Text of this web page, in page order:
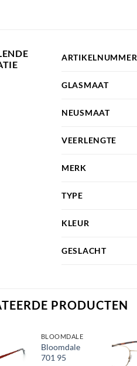
ARTIKELNUMMER
GLASMAAT
NEUSMAAT
VEERLENGTE
MERK
TYPE
KLEUR
GESLACHT
PRODUCTEN
BLOOMDALE
Bloomdale
701 95